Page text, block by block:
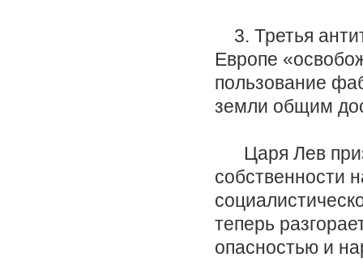
3. Третья
Европе
пользование
земли общим
Царя Лев
собственности
теперь
опасностью и